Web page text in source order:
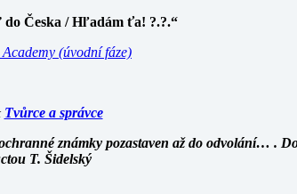
Česka / Hľadám ťa! ?.?.“
(úvodní fáze)
Tvůrce a správce
známky pozastaven až do odvolání… .
T. Šidelský